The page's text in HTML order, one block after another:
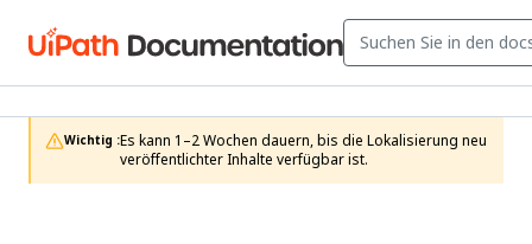
Wichtig :Es kann 1–2 Wochen dauern, bis die Lokalisierung neu
veröffentlichter Inhalte verfügbar ist.